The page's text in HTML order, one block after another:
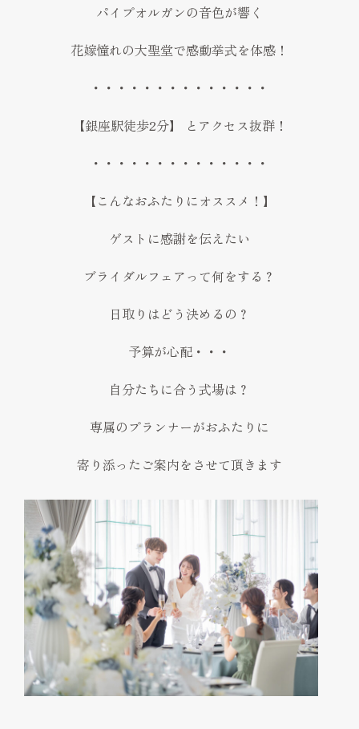
パイプオルガンの音色が響く
花嫁憧れの大聖堂で感動挙式を体感！
・・・・・・・・・・・・・・
【銀座駅徒歩2分】 とアクセス抜群！
・・・・・・・・・・・・・・
【こんなおふたりにオススメ！】
ゲストに感謝を伝えたい
ブライダルフェアって何をする？
日取りはどう決めるの？
予算が心配・・・
自分たちに合う式場は？
専属のプランナーがおふたりに
寄り添ったご案内をさせて頂きます